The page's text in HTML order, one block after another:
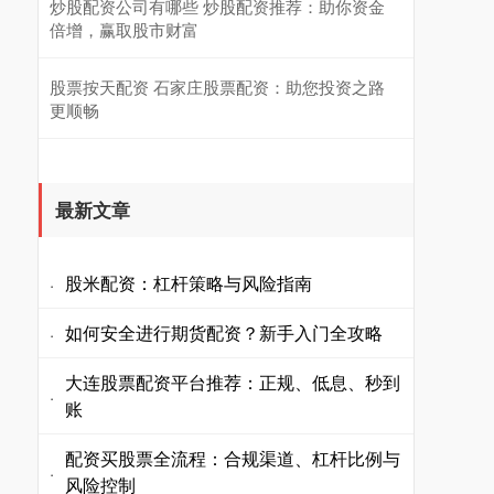
炒股配资公司有哪些 炒股配资推荐：助你资金
倍增，赢取股市财富
股票按天配资 石家庄股票配资：助您投资之路
更顺畅
最新文章
· 股米配资：杠杆策略与风险指南
· 如何安全进行期货配资？新手入门全攻略
·
大连股票配资平台推荐：正规、低息、秒到
账
·
配资买股票全流程：合规渠道、杠杆比例与
风险控制